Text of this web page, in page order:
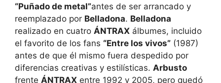
“Puñado de metal”antes de ser arrancado y
reemplazado por Belladona. Belladona
realizado en cuatro ÁNTRAX álbumes, incluido
el favorito de los fans “Entre los vivos” (1987)
antes de que él mismo fuera despedido por
diferencias creativas y estilísticas. Arbusto
frente ÁNTRAX entre 1992 y 2005, pero quedó